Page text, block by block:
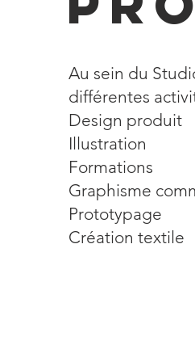
Au sein du
différentes
Design produit
Illustration
Formations
Graphisme
Prototypage
Création textile